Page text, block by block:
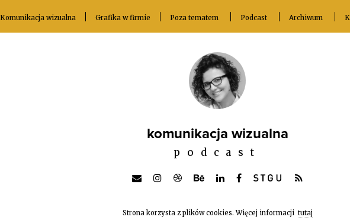
Komunikacja wizualna Grafika w firmie Poza tematem Podcast Archiwum
komunikacja wizualna
podcast
Strona korzysta z plików cookies. Więcej informacji tutaj